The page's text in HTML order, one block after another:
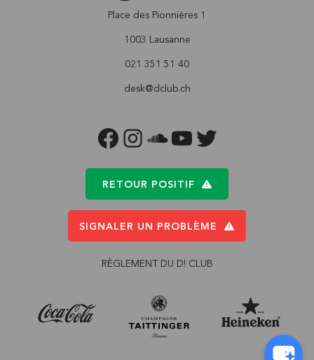
Place des Pionnières 1
1003 Lausanne
021 351 51 40
desk@dclub.ch
FACEBOOKINSTAGRAM
SOUNDCLOUD
YOUTUBETWITTER
RETOUR POSITIF
SIGNALER UN PROBLÈME
RÈGLEMENT DU D! CLUB